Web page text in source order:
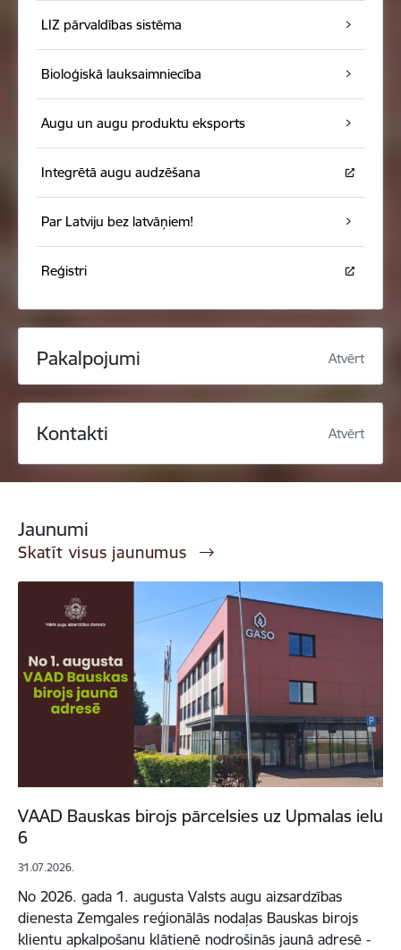
LIZ pārvaldības sistēma
Bioloģiskā lauksaimniecība
Augu un augu produktu eksports
Integrētā augu audzēšana
Par Latviju bez latvāņiem!
Reģistri
Pakalpojumi Atvērt
Kontakti Atvērt
Jaunumi
Skatīt visus jaunumus
VAAD Bauskas birojs pārcelsies uz Upmalas ielu
6
31.07.2026.
No 2026. gada 1. augusta Valsts augu aizsardzības
dienesta Zemgales reģionālās nodaļas Bauskas birojs
klientu apkalpošanu klātienē nodrošinās jaunā adresē -